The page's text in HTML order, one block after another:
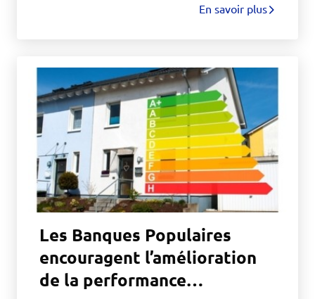
En savoir plus
Les Banques Populaires
encouragent l’amélioration
de la performance